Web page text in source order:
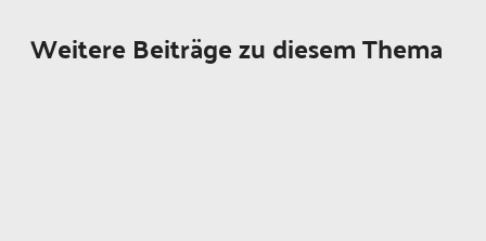
Weitere Beiträge zu diesem Thema